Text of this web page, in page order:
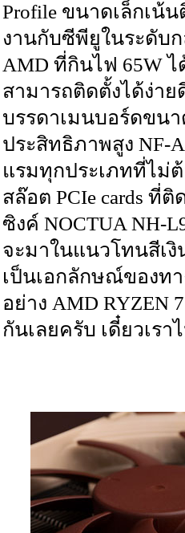
Profile ขนาดเล็กเน้
งานกับซีพียูในระดับ
AMD ที่กินไฟ 65W
สามารถติดตั้งได้ง่า
บรรดาเมนบอร์ดขน
ประสิทธิภาพสูง NF-
แรมทุกประเภทที่ไม่
สล๊อต PCIe cards ที่
ซิงค์ NOCTUA NH-
จะมาในแนวโทนสีเ
เป็นเอกลักษณ์ของท
อย่าง AMD
กันเลยครับ เดี๋ยวเร